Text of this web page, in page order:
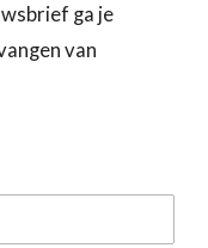
ga je
van